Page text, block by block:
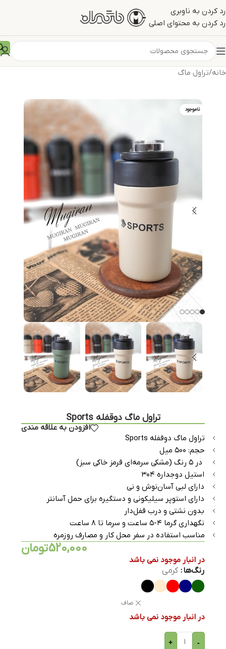
رد کردن به ناوبری
رد کردن به محتوای اصلی
خانه/تراول ماگ
ناموجود
تراول ماگ دوقفله Sports
افزودن به علاقه مندی
تراول ماگ دوقفله Sports
حجم: ۵۰۰ میل
در ۵ رنگ (مشکی سرمه‌ای قرمز خاکی سبز)
استیل دوجداره ۳۰۴
دارای لبی آسان‌نوش و نی
دارای استوپر سیلیکونی و دستگیره برای حمل آسانتر
بدون نشتی و درب قفل‌دار
نگهداری گرما ۴-۵ ساعت و سرما تا ۸ ساعت
مناسب استفاده در سفر محل کار و مصارف روزمره
520,000تومان
در انبار موجود نمی باشد
رنگ‌ها کرمی
صاف
در انبار موجود نمی باشد
-
+